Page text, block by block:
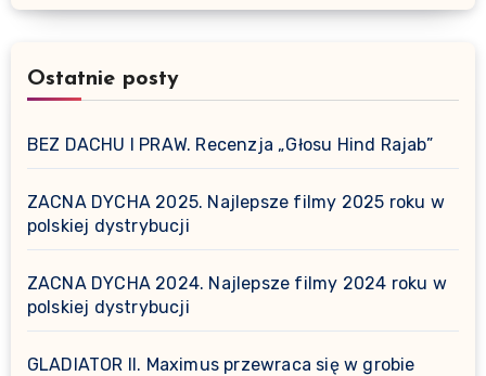
Ostatnie posty
BEZ DACHU I PRAW. Recenzja „Głosu Hind Rajab”
ZACNA DYCHA 2025. Najlepsze filmy 2025 roku w
polskiej dystrybucji
ZACNA DYCHA 2024. Najlepsze filmy 2024 roku w
polskiej dystrybucji
GLADIATOR II. Maximus przewraca się w grobie